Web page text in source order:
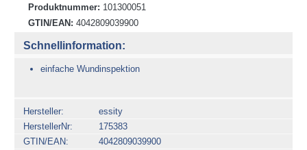
Produktnummer: 101300051
GTIN/EAN: 4042809039900
Schnellinformation:
einfache Wundinspektion
Hersteller
essity
HerstellerNr
175383
GTIN/EAN
4042809039900